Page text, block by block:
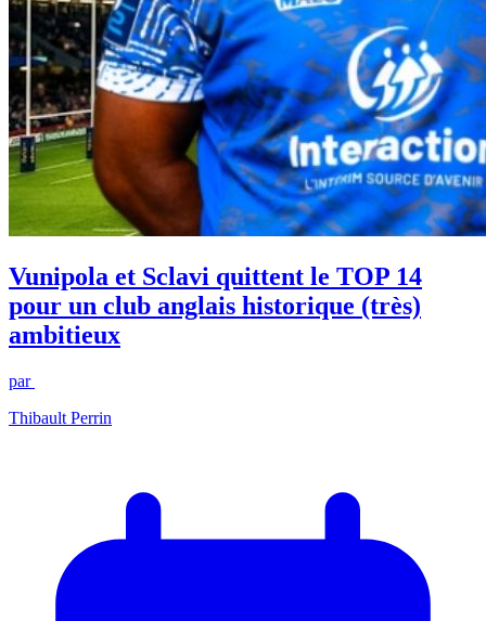
Vunipola et Sclavi quittent le TOP 14
pour un club anglais historique (très)
ambitieux
par
Thibault Perrin